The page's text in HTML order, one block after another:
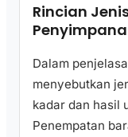
Rincian
Dalam
menyebutkan
kadar dan hasil
Penempatan